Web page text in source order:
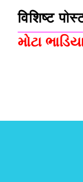
विशिष्ट
મોટા